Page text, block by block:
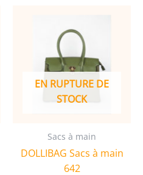
EN RUPTURE DE
STOCK
Sacs à main
DOLLIBAG Sacs à main
642